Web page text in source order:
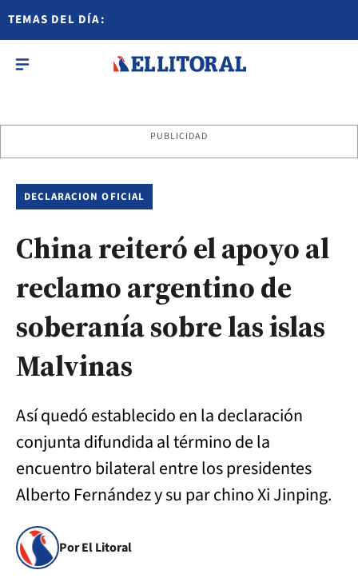
TEMAS DEL DÍA:
PUBLICIDAD
DECLARACION OFICIAL
China reiteró el apoyo al
reclamo argentino de
soberanía sobre las islas
Malvinas
Así quedó establecido en la declaración
conjunta difundida al término de la
encuentro bilateral entre los presidentes
Alberto Fernández y su par chino Xi Jinping.
Por El Litoral